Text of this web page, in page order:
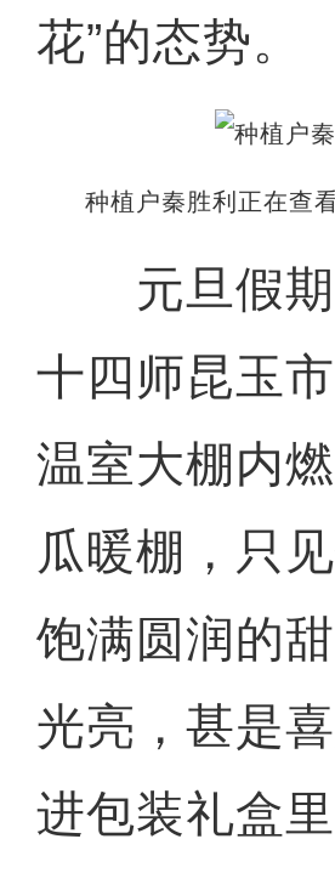
花”的态势。
种植户秦胜利正在查
元旦假期
十四师昆玉
温室大棚内
瓜暖棚，只
饱满圆润的
光亮，甚是
进包装礼盒